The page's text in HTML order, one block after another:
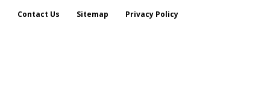
Contact Us Sitemap Privacy Policy